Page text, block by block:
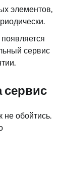
элементов,
сервис
сервис
не обойтись.